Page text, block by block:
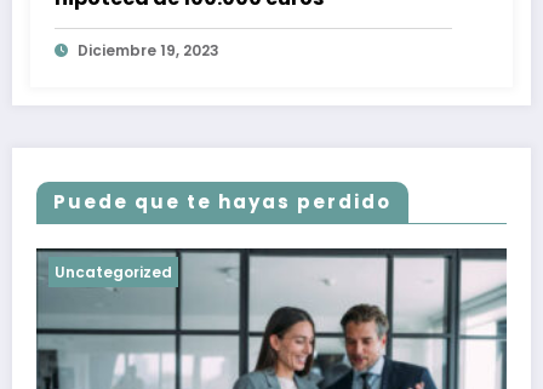
Diciembre 19, 2023
Puede que te hayas perdido
Uncategorized